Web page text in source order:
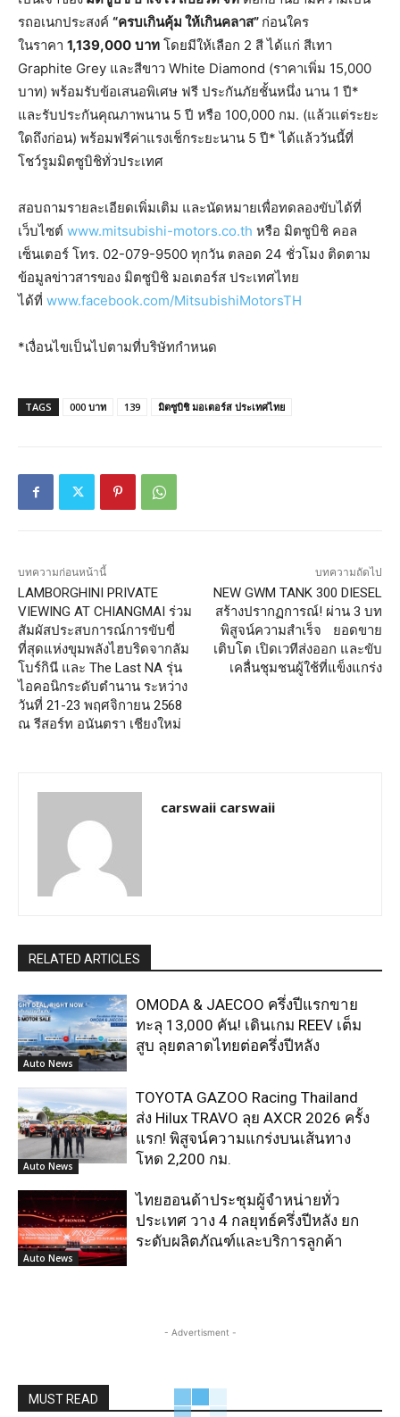
รถอเนกประสงค์ “ครบเกินคุ้ม ให้เกินคลาส” ก่อนใคร
ในราคา 1,139,000 บาท โดยมีให้เลือก 2 สี ได้แก่ สีเทา
Graphite Grey และสีขาว White Diamond (ราคาเพิ่ม 15,000
บาท) พร้อมรับข้อเสนอพิเศษ ฟรี ประกันภัยชั้นหนึ่ง นาน 1 ปี*
และรับประกันคุณภาพนาน 5 ปี หรือ 100,000 กม. (แล้วแต่ระยะ
ใดถึงก่อน) พร้อมฟรีค่าแรงเช็กระยะนาน 5 ปี* ได้แล้ววันนี้ที่
โชว์รูมมิตซูบิชิทั่วประเทศ
สอบถามรายละเอียดเพิ่มเติม และนัดหมายเพื่อทดลองขับได้ที่
เว็บไซต์ www.mitsubishi-motors.co.th หรือ มิตซูบิชิ คอล
เซ็นเตอร์ โทร. 02-079-9500 ทุกวัน ตลอด 24 ชั่วโมง ติดตาม
ข้อมูลข่าวสารของ มิตซูบิชิ มอเตอร์ส ประเทศไทย
ได้ที่ www.facebook.com/MitsubishiMotorsTH
*เงื่อนไขเป็นไปตามที่บริษัทกำหนด
TAGS 000 บาท 139 มิตซูบิชิ มอเตอร์ส ประเทศไทย
บทความก่อนหน้านี้
LAMBORGHINI PRIVATE
VIEWING AT CHIANGMAI ร่วม
สัมผัสประสบการณ์การขับขี่
ที่สุดแห่งขุมพลังไฮบริดจากลัม
โบร์กินี และ The Last NA รุ่น
ไอคอนิกระดับตำนาน ระหว่าง
วันที่ 21-23 พฤศจิกายน 2568
ณ รีสอร์ท อนันตรา เชียงใหม่
บทความถัดไป
NEW GWM TANK 300 DIESEL
สร้างปรากฏการณ์! ผ่าน 3 บท
พิสูจน์ความสำเร็จ ยอดขาย
เติบโต เปิดเวทีส่งออก และขับ
เคลื่นชุมชนผู้ใช้ที่แข็งแกร่ง
carswaii carswaii
RELATED ARTICLES
Auto News
OMODA & JAECOO ครึ่งปีแรกขาย
ทะลุ 13,000 คัน! เดินเกม REEV เต็ม
สูบ ลุยตลาดไทยต่อครึ่งปีหลัง
Auto News
TOYOTA GAZOO Racing Thailand
ส่ง Hilux TRAVO ลุย AXCR 2026 ครั้ง
แรก! พิสูจน์ความแกร่งบนเส้นทาง
โหด 2,200 กม.
Auto News
ไทยฮอนด้าประชุมผู้จำหน่ายทั่ว
ประเทศ วาง 4 กลยุทธ์ครึ่งปีหลัง ยก
ระดับผลิตภัณฑ์และบริการลูกค้า
- Advertisment -
MUST READ